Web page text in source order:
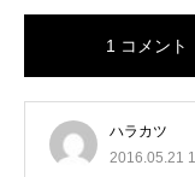
1 コメント
ハラカツ
2016.05.21